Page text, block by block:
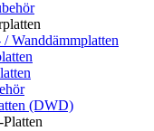
Wanddämmplatten
(DWD)